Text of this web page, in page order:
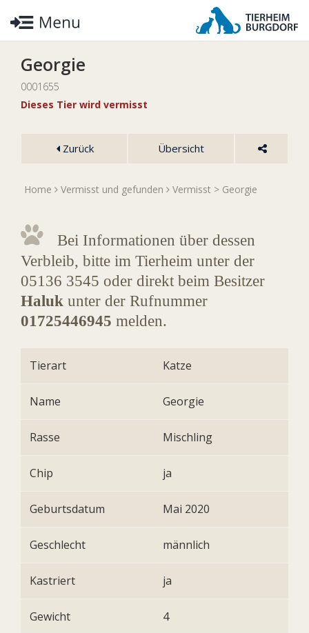
Georgie
0001655
Dieses Tier wird vermisst
Zurück Übersicht
Home Vermisst und gefunden Vermisst > Georgie
Bei Informationen über dessen
Verbleib, bitte im Tierheim unter der
05136 3545 oder direkt beim Besitzer
Haluk unter der Rufnummer
01725446945 melden.
Tierart Katze
Name Georgie
Rasse Mischling
Chip ja
Geburtsdatum Mai 2020
Geschlecht männlich
Kastriert ja
Gewicht 4